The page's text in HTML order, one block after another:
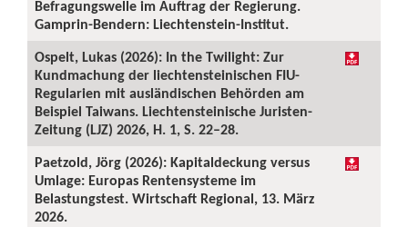
Befragungswelle im Auftrag der Regierung.
Gamprin-Bendern: Liechtenstein-Institut.
Ospelt, Lukas (2026): In the Twilight: Zur
Kundmachung der liechtensteinischen FIU-
Regularien mit ausländischen Behörden am
Beispiel Taiwans. Liechtensteinische Juristen-
Zeitung (LJZ) 2026, H. 1, S. 22–28.
Paetzold, Jörg (2026): Kapitaldeckung versus
Umlage: Europas Rentensysteme im
Belastungstest. Wirtschaft Regional, 13. März
2026.